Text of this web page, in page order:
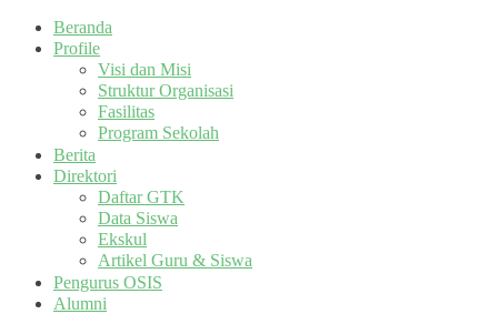
Beranda
Profile
Visi dan Misi
Struktur Organisasi
Fasilitas
Program Sekolah
Berita
Direktori
Daftar GTK
Data Siswa
Ekskul
Artikel Guru & Siswa
Pengurus OSIS
Alumni